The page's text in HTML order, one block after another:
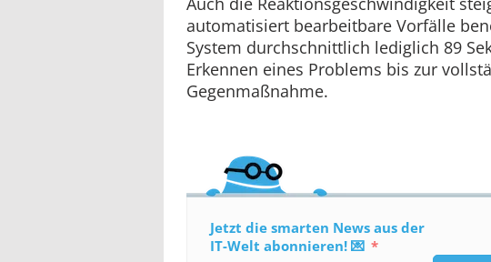
automatisiert bearbeitbare Vorfälle
System durchschnittlich lediglich 89
Erkennen eines Problems bis zur
Gegenmaßnahme.
Jetzt die smarten News aus der
IT-Welt abonnieren! 💌